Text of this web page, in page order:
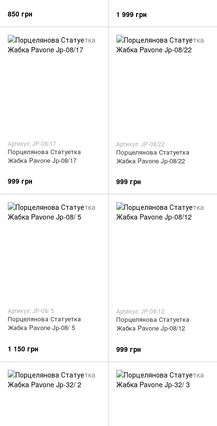
850 грн 1 999 грн
Артикул: JP-08/17
Порцелянова Статуетка
Жабка Pavone Jp-08/17
999 грн
Артикул: JP-08/22
Порцелянова Статуетка
Жабка Pavone Jp-08/22
999 грн
Артикул: JP-08/ 5
Порцелянова Статуетка
Жабка Pavone Jp-08/ 5
1 150 грн
Артикул: JP-08/12
Порцелянова Статуетка
Жабка Pavone Jp-08/12
999 грн